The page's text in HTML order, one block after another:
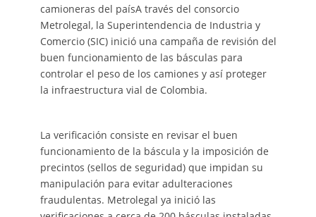
camioneras del paísA través del consorcio
Metrolegal, la Superintendencia de Industria y
Comercio (SIC) inició una campaña de revisión del
buen funcionamiento de las básculas para
controlar el peso de los camiones y así proteger
la infraestructura vial de Colombia.
La verificación consiste en revisar el buen
funcionamiento de la báscula y la imposición de
precintos (sellos de seguridad) que impidan su
manipulación para evitar adulteraciones
fraudulentas. Metrolegal ya inició las